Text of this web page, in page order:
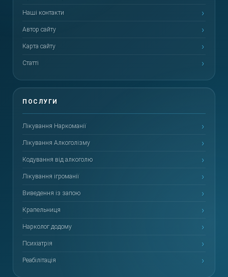
Наші контакти
Автор сайту
Карта сайту
Статті
Лікування Наркоманії
Лікування Алкоголізму
Кодування від алкоголю
Лікування ігроманії
Виведення із запою
Крапельниця
Нарколог додому
Психіатрія
Реабілітація